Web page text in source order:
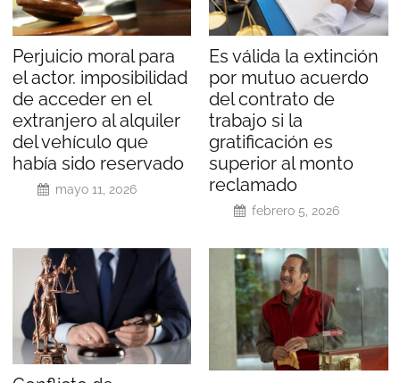
Perjuicio moral para
el actor. imposibilidad
de acceder en el
extranjero al alquiler
del vehículo que
había sido reservado
mayo 11, 2026
Es válida la extinción
por mutuo acuerdo
del contrato de
trabajo si la
gratificación es
superior al monto
reclamado
febrero 5, 2026